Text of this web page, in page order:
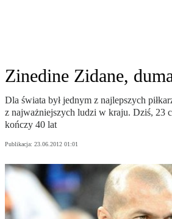
Zinedine Zidane,
Dla świata był jednym z najlepszych
z najważniejszych ludzi w kraju. Dziś, 23
kończy 40 lat
Publikacja: 23.06.2012 01:01